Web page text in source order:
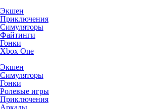
Экшен
Приключения
Симуляторы
Файтинги
Гонки
Xbox One
Экшен
Симуляторы
Гонки
Ролевые игры
Приключения
Аркады